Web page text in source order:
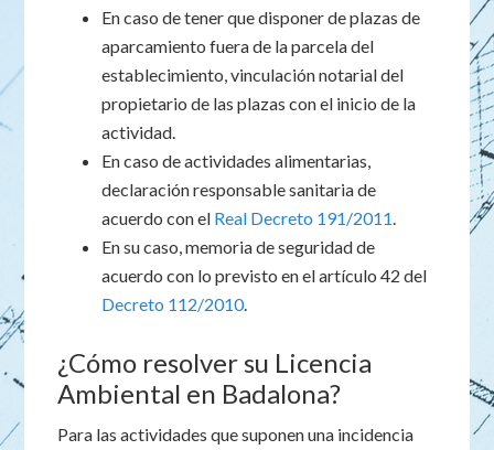
En caso de tener que disponer de plazas de
aparcamiento fuera de la parcela del
establecimiento, vinculación notarial del
propietario de las plazas con el inicio de la
actividad.
En caso de actividades alimentarias,
declaración responsable sanitaria de
acuerdo con el Real Decreto 191/2011.
En su caso, memoria de seguridad de
acuerdo con lo previsto en el artículo 42 del
Decreto 112/2010.
¿Cómo resolver su Licencia
Ambiental en Badalona?
Para las actividades que suponen una incidencia